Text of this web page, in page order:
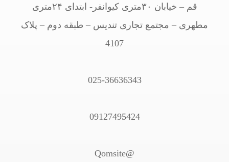
قم – خیابان ۳۰متری کیوانفر- ابتدای ۲۴متری
مطهری – مجتمع تجاری تندیس – طبقه دوم – پلاک
4107
025-36636343
09127495424
@Qomsite